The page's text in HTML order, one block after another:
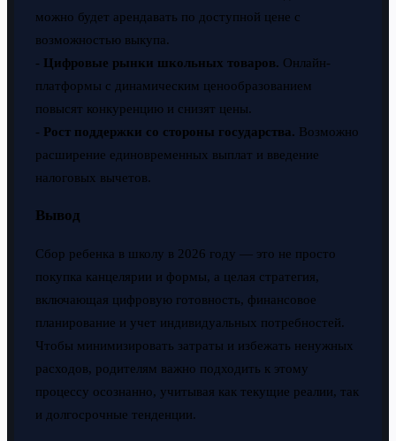
можно будет арендавать по доступной цене с
возможностью выкупа.
- Цифровые рынки школьных товаров. Онлайн-
платформы с динамическим ценообразованием
повысят конкуренцию и снизят цены.
- Рост поддержки со стороны государства. Возможно
расширение единовременных выплат и введение
налоговых вычетов.
Вывод
Сбор ребенка в школу в 2026 году — это не просто
покупка канцелярии и формы, а целая стратегия,
включающая цифровую готовность, финансовое
планирование и учет индивидуальных потребностей.
Чтобы минимизировать затраты и избежать ненужных
расходов, родителям важно подходить к этому
процессу осознанно, учитывая как текущие реалии, так
и долгосрочные тенденции.